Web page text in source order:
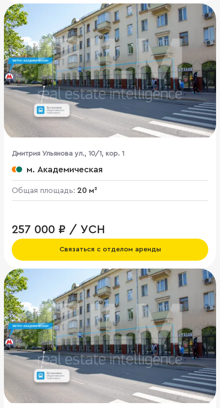
Дмитрия Ульянова ул., 10/1, кор. 1
м. Академическая
Общая площадь: 20 м²
257 000 ₽ / УСН
Связаться с отделом аренды